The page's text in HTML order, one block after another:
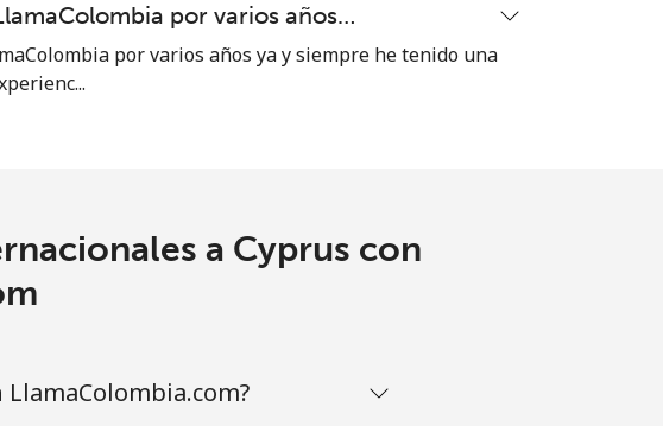
por ⁦$5⁩ -
por ⁦$5⁩
⁦$5⁩
por varios años…
por varios años ya y siempre he tenido una
a Cyprus con